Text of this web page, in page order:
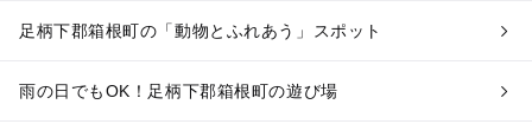
足柄下郡箱根町の「動物とふれあう」スポット
雨の日でもOK！足柄下郡箱根町の遊び場